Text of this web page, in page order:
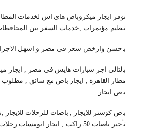
نوفر ايجار ميكروباص هاي اس لخدمات
تنظيم مؤتمرات ,خدمات السفر بين
باحسن وارخص سعر في مصر و اسهل الاجراءات
بالتالي اجر سيارات هايس في مصر , ايجار
مطار القاهرة , ايجار باص مع سائق , مطلوب
باص ايجار
باص كوستر للايجار , باصات للرحلات للايجار
تأجير باصات 50 راكب , ايجار اتوبيسات رحلات , باص ايجار يومي,